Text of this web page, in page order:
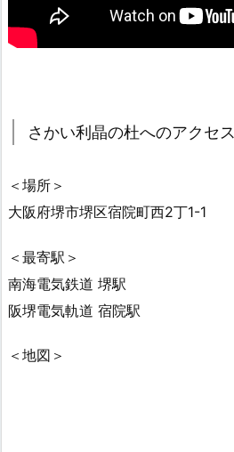
さかい利晶の杜へのアクセス
＜場所＞
大阪府堺市堺区宿院町西2丁1-1
＜最寄駅＞
南海電気鉄道 堺駅
阪堺電気軌道 宿院駅
＜地図＞